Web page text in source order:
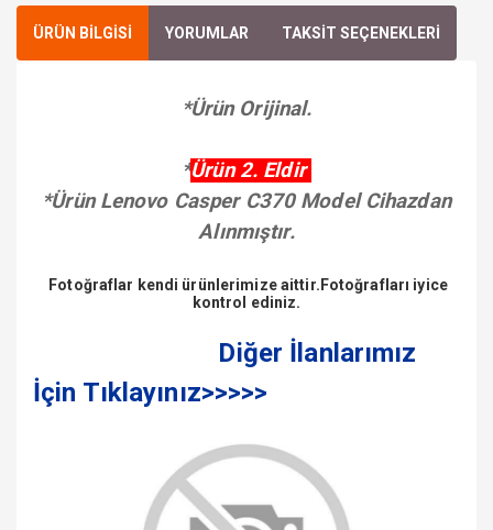
ÜRÜN BİLGİSİ YORUMLAR TAKSİT SEÇENEKLERİ
*Ürün Orijinal.
*Ürün 2. Eldir
*Ürün Lenovo Casper C370 Model Cihazdan
Alınmıştır.
Fotoğraflar kendi ürünlerimize aittir.Fotoğrafları iyice
kontrol ediniz.
Diğer İlanlarımız
İçin Tıklayınız>>>>>